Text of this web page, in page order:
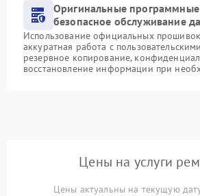
Оригинальные
безопасное обслуживание
Использование официальных
аккуратная работа с
резервное копирование,
восстановление информации при
Цены на услуги
Цены актуальны на текущую